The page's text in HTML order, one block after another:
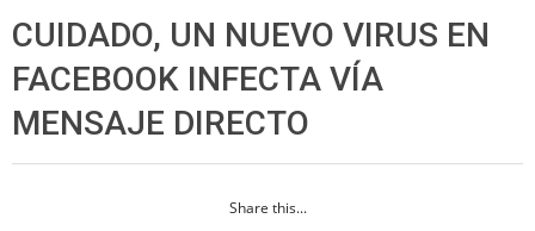
CUIDADO, UN NUEVO VIRUS EN
FACEBOOK INFECTA VÍA
MENSAJE DIRECTO
Share this...